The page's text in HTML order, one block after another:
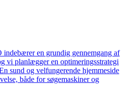
en grundig gennemgang af
vi planlægger en optimeringsstrategi
sund og velfungerende hjemmeside
både for søgemaskiner og